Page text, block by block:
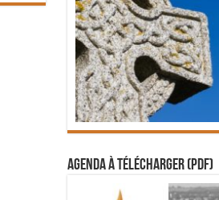
Agenda à télécharger (PDF)